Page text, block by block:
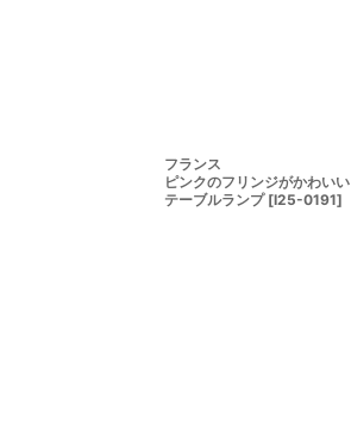
フランス
ピンクのフリンジがかわいい
テーブルランプ [I25-0191]